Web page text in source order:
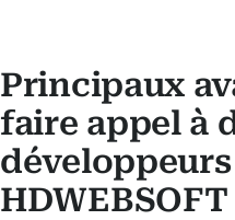
Principaux
faire appel à
HDWEBSOFT